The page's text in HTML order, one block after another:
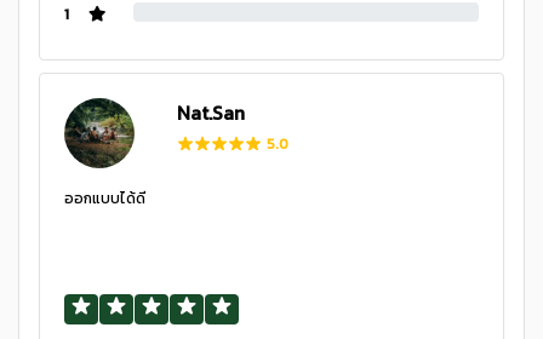
1
Nat.San
5.0
ออกแบบได้ดี